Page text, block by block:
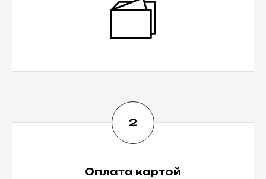
Оплата картой